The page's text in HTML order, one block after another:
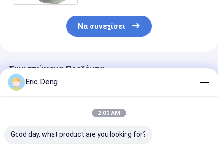
Να συνεχίσει
Συνιστώμενα Προϊόντα
Eric Deng
2:03 AM
Good day, what product are you looking for?